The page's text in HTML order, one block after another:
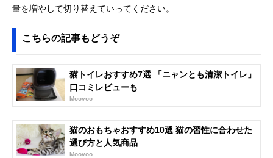
量を増やして切り替えていってください。
こちらの記事もどうぞ
猫トイレおすすめ7選 「ニャンとも清潔トイレ」
口コミレビューも
Moovoo
猫のおもちゃおすすめ10選 猫の習性に合わせた
選び方と人気商品
Moovoo